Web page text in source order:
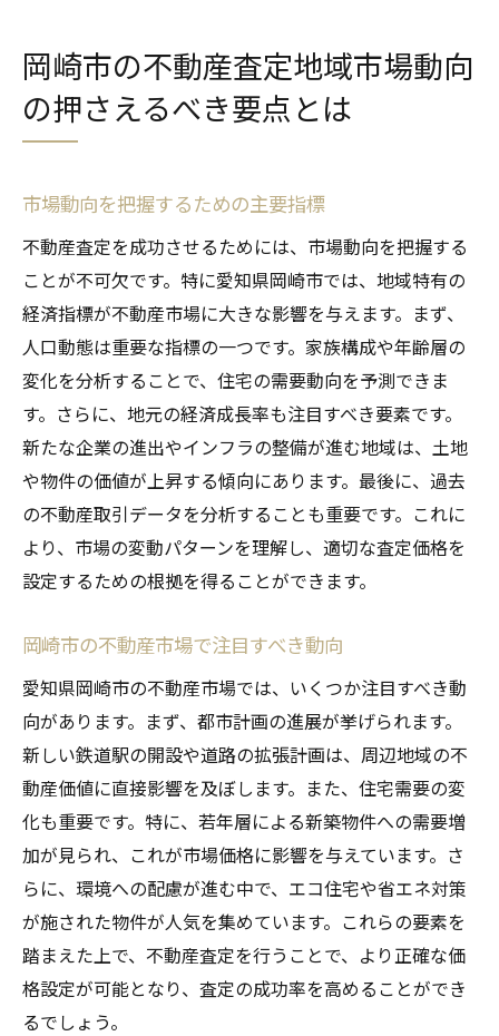
岡崎市の不動産査定地域市場動向
の押さえるべき要点とは
市場動向を把握するための主要指標
不動産査定を成功させるためには、市場動向を把握する
ことが不可欠です。特に愛知県岡崎市では、地域特有の
経済指標が不動産市場に大きな影響を与えます。まず、
人口動態は重要な指標の一つです。家族構成や年齢層の
変化を分析することで、住宅の需要動向を予測できま
す。さらに、地元の経済成長率も注目すべき要素です。
新たな企業の進出やインフラの整備が進む地域は、土地
や物件の価値が上昇する傾向にあります。最後に、過去
の不動産取引データを分析することも重要です。これに
より、市場の変動パターンを理解し、適切な査定価格を
設定するための根拠を得ることができます。
岡崎市の不動産市場で注目すべき動向
愛知県岡崎市の不動産市場では、いくつか注目すべき動
向があります。まず、都市計画の進展が挙げられます。
新しい鉄道駅の開設や道路の拡張計画は、周辺地域の不
動産価値に直接影響を及ぼします。また、住宅需要の変
化も重要です。特に、若年層による新築物件への需要増
加が見られ、これが市場価格に影響を与えています。さ
らに、環境への配慮が進む中で、エコ住宅や省エネ対策
が施された物件が人気を集めています。これらの要素を
踏まえた上で、不動産査定を行うことで、より正確な価
格設定が可能となり、査定の成功率を高めることができ
るでしょう。